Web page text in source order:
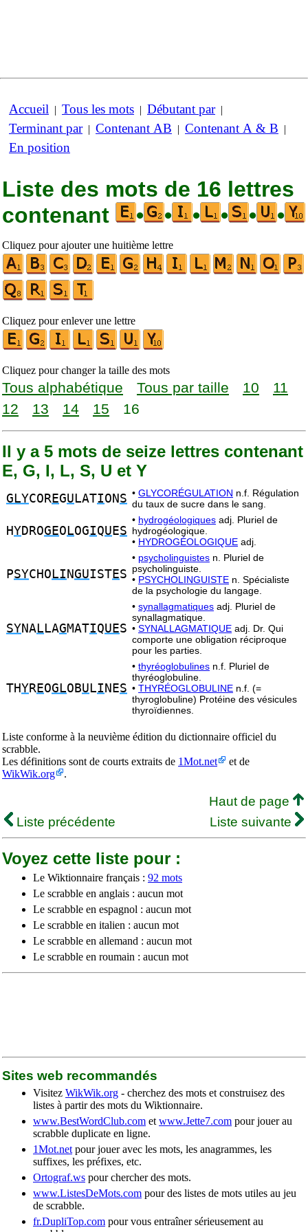
Accueil | Tous les mots | Débutant par|
Terminant par| Contenant AB | Contenant A & B |
En position
Liste des mots de 16 lettres
contenant
• • • • • •
Cliquez pour ajouter une huitième lettre
Cliquez pour enlever une lettre
Cliquez pour changer la taille des mots
Tous alphabétique Tous par taille 10
11
12
13 14 15 16
Il y a 5 mots de seize lettres contenant
E, G, I, L, S, U et Y
GLYCOREGU LATION S • GLYCORÉGULATION n.f. Régulation
du taux de sucre dans le sang.
HYDROGEO LOGIQU ES
• hydrogéologiques adj. Pluriel de
hydrogéologique.
• HYDROGÉOLOGIQUE adj.
PSYCHO LI NGUISTES
• psycholinguistes n. Pluriel de
psycholinguiste.
• PSYCHOLINGUISTE n. Spécialiste
de la psychologie du langage.
SYNAL LAGMATIQUES
• synallagmatiques adj. Pluriel de
synallagmatique.
• SYNALLAGMATIQUE adj. Dr. Qui
comporte une obligation réciproque
pour les parties.
THYREOGLOBU LI NES
• thyréoglobulines n.f. Pluriel de
thyréoglobuline.
• THYRÉOGLOBULINE n.f. (=
thyroglobuline) Protéine des vésicules
thyroïdiennes.
Liste conforme à la neuvième édition du dictionnaire officiel du
scrabble.
Les définitions sont de courts extraits de 1Mot.net
et de
WikWik.org
.
Haut de page
Liste précédente
Liste suivante
Voyez cette liste pour :
Le Wiktionnaire français : 92 mots
Le scrabble en anglais : aucun mot
Le scrabble en espagnol : aucun mot
Le scrabble en italien : aucun mot
Le scrabble en allemand : aucun mot
Le scrabble en roumain : aucun mot
Sites web recommandés
Visitez WikWik.org - cherchez des mots et construisez des
listes à partir des mots du Wiktionnaire.
www.BestWordClub.com et www.Jette7.com pour jouer au
scrabble duplicate en ligne.
1Mot.net pour jouer avec les mots, les anagrammes, les
suffixes, les préfixes, etc.
Ortograf.ws pour chercher des mots.
www.ListesDeMots.com pour des listes de mots utiles au jeu
de scrabble.
fr.DupliTop.com pour vous entraîner sérieusement au